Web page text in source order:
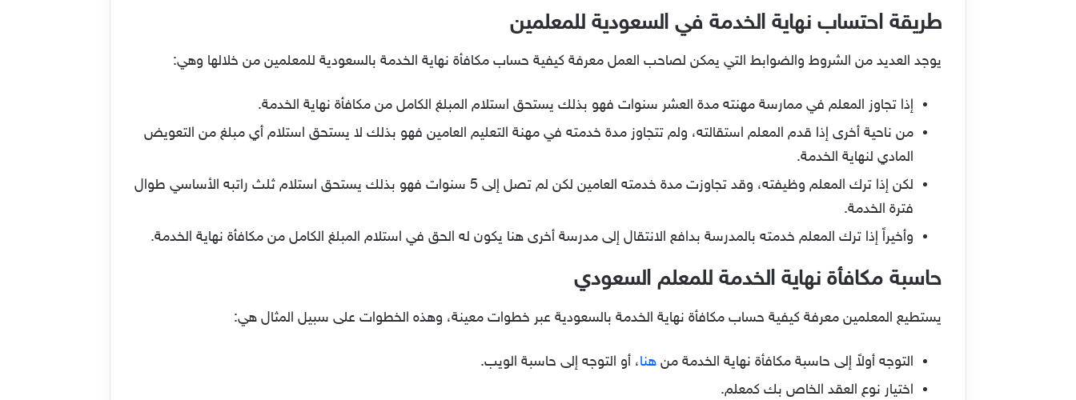
طريقة احتساب نهاية الخدمة في السعودية للمعلمين
يوجد العديد من الشروط والضوابط التي يمكن لصاحب العمل معرفة كيفية حساب مكافأة نهاية الخدمة بالسعودية للمعلمين من خلالها وهي:
إذا تجاوز المعلم في ممارسة مهنته مدة العشر سنوات فهو بذلك يستحق استلام المبلغ الكامل من مكافأة نهاية الخدمة.
من ناحية أخرى إذا قدم المعلم استقالته، ولم تتجاوز مدة خدمته في مهنة التعليم العامين فهو بذلك لا يستحق استلام أي مبلغ من التعويض
المادي لنهاية الخدمة.
لكن إذا ترك المعلم وظيفته، وقد تجاوزت مدة خدمته العامين لكن لم تصل إلى 5 سنوات فهو بذلك يستحق استلام ثلث راتبه الأساسي طوال
فترة الخدمة.
وأخيراً إذا ترك المعلم خدمته بالمدرسة بدافع الانتقال إلى مدرسة أخرى هنا يكون له الحق في استلام المبلغ الكامل من مكافأة نهاية الخدمة.
حاسبة مكافأة نهاية الخدمة للمعلم السعودي
يستطيع المعلمين معرفة كيفية حساب مكافأة نهاية الخدمة بالسعودية عبر خطوات معينة، وهذه الخطوات على سبيل المثال هي:
التوجه أولاً إلى حاسبة مكافأة نهاية الخدمة من هنا، أو التوجه إلى حاسبة الويب.
اختيار نوع العقد الخاص بك كمعلم.